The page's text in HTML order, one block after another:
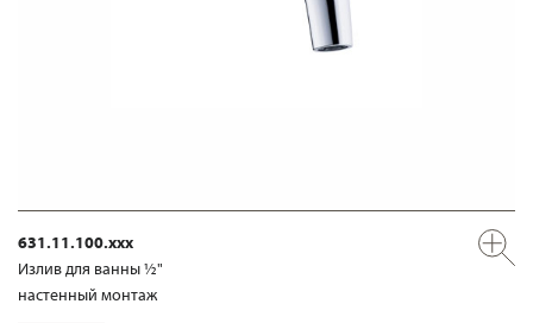
631.11.100.xxx
Излив для ванны ½"
настенный монтаж